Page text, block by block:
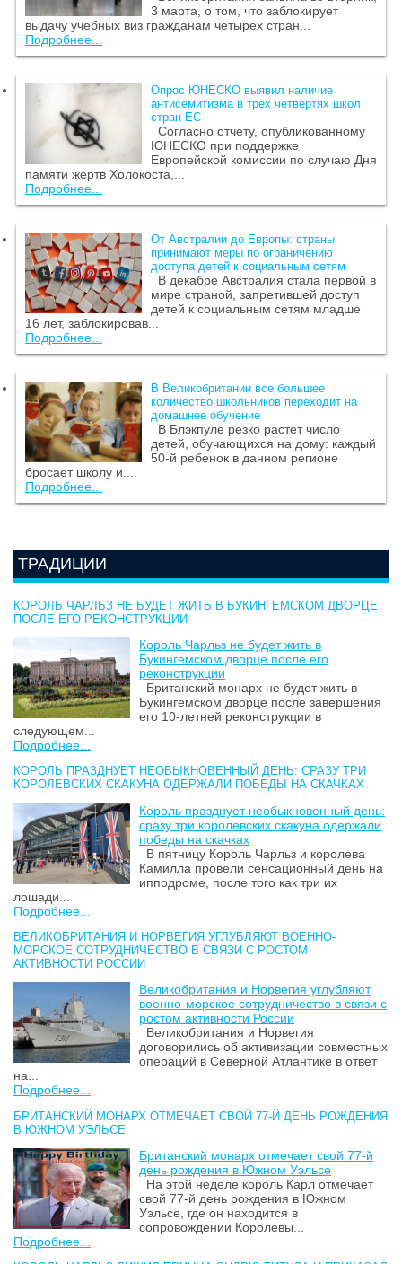
3 марта, о том, что заблокирует
выдачу учебных виз гражданам четырех стран...
Подробнее...
Опрос ЮНЕСКО выявил наличие
антисемитизма в трех четвертях школ
стран ЕС
Согласно отчету, опубликованному
ЮНЕСКО при поддержке
Европейской комиссии по случаю Дня
памяти жертв Холокоста,...
Подробнее...
От Австралии до Европы: страны
принимают меры по ограничению
доступа детей к социальным сетям
В декабре Австралия стала первой в
мире страной, запретившей доступ
детей к социальным сетям младше
16 лет, заблокировав...
Подробнее...
В Великобритании все большее
количество школьников переходит на
домашнее обучение
В Блэкпуле резко растет число
детей, обучающихся на дому: каждый
50-й ребенок в данном регионе
бросает школу и...
Подробнее...
ТРАДИЦИИ
КОРОЛЬ ЧАРЛЬЗ НЕ БУДЕТ ЖИТЬ В БУКИНГЕМСКОМ ДВОРЦЕ
ПОСЛЕ ЕГО РЕКОНСТРУКЦИИ
Король Чарльз не будет жить в
Букингемском дворце после его
реконструкции
Британский монарх не будет жить в
Букингемском дворце после завершения
его 10-летней реконструкции в
следующем...
Подробнее...
КОРОЛЬ ПРАЗДНУЕТ НЕОБЫКНОВЕННЫЙ ДЕНЬ: СРАЗУ ТРИ
КОРОЛЕВСКИХ СКАКУНА ОДЕРЖАЛИ ПОБЕДЫ НА СКАЧКАХ
Король празднует необыкновенный день:
сразу три королевских скакуна одержали
победы на скачках
В пятницу Король Чарльз и королева
Камилла провели сенсационный день на
ипподроме, после того как три их
лошади...
Подробнее...
ВЕЛИКОБРИТАНИЯ И НОРВЕГИЯ УГЛУБЛЯЮТ ВОЕННО-
МОРСКОЕ СОТРУДНИЧЕСТВО В СВЯЗИ С РОСТОМ
АКТИВНОСТИ РОССИИ
Великобритания и Норвегия углубляют
военно-морское сотрудничество в связи с
ростом активности России
Великобритания и Норвегия
договорились об активизации совместных
операций в Северной Атлантике в ответ
на...
Подробнее...
БРИТАНСКИЙ МОНАРХ ОТМЕЧАЕТ СВОЙ 77-Й ДЕНЬ РОЖДЕНИЯ
В ЮЖНОМ УЭЛЬСЕ
Британский монарх отмечает свой 77-й
день рождения в Южном Уэльсе
На этой неделе король Карл отмечает
свой 77-й день рождения в Южном
Уэльсе, где он находится в
сопровождении Королевы...
Подробнее...